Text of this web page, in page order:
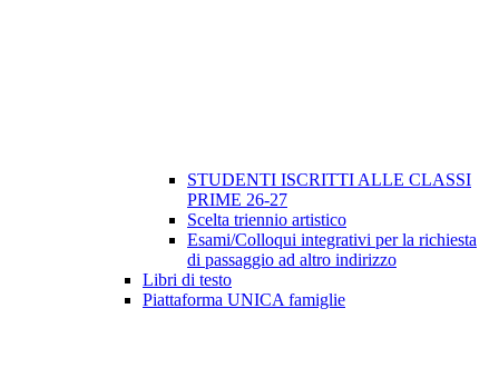
STUDENTI ISCRITTI ALLE CLASSI
PRIME 26-27
Scelta triennio artistico
Esami/Colloqui integrativi per la richiesta
di passaggio ad altro indirizzo
Libri di testo
Piattaforma UNICA famiglie